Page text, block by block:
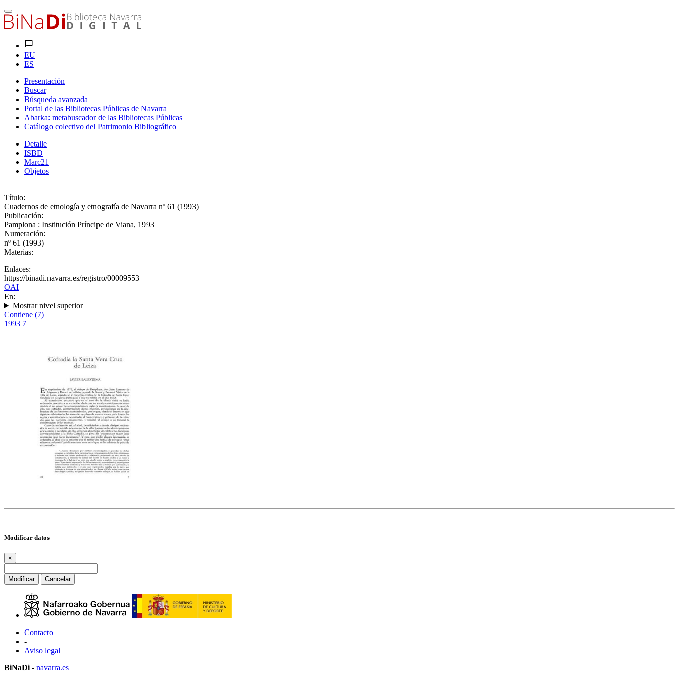
EU
ES
Presentación
Buscar
Búsqueda avanzada
Portal de las Bibliotecas Públicas de Navarra
Abarka: metabuscador de las Bibliotecas Públicas
Catálogo colectivo del Patrimonio Bibliográfico
Detalle
ISBD
Marc21
Objetos
Título:
Cuadernos de etnología y etnografía de Navarra nº 61 (1993)
Publicación:
Pamplona : Institución Príncipe de Viana, 1993
Numeración:
nº 61 (1993)
Materias:
Enlaces:
https://binadi.navarra.es/registro/00009553
OAI
En:
Mostrar nivel superior
Contiene (7)
1993 7
Modificar datos
×
Modificar Cancelar
Contacto
-
Aviso legal
BiNaDi - navarra.es